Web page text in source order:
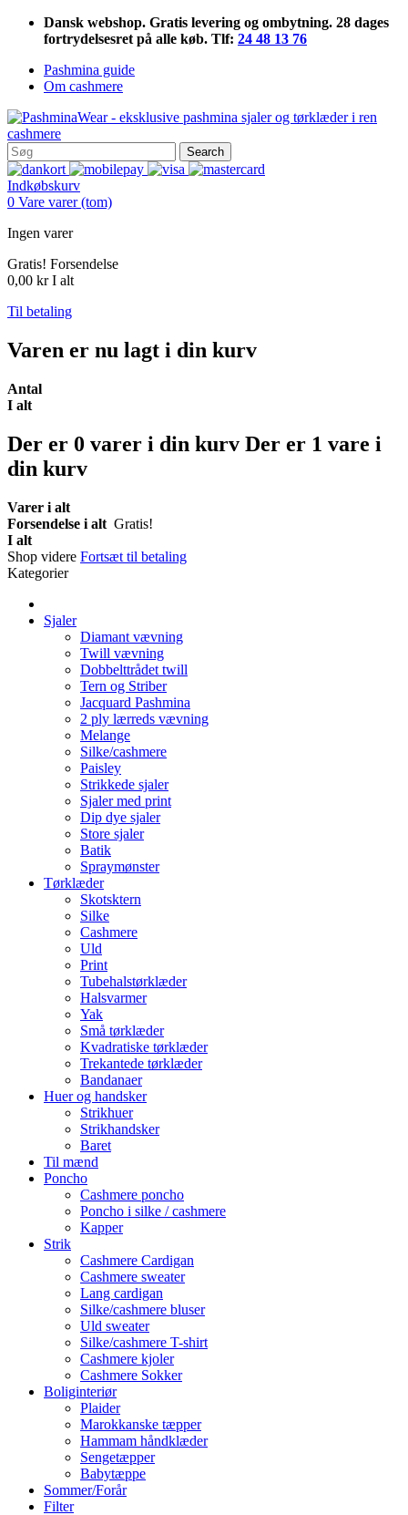
Dansk webshop. Gratis levering og ombytning. 28 dages
fortrydelsesret på alle køb. Tlf: 24 48 13 76
Pashmina guide
Om cashmere
Search
Indkøbskurv
0 Vare varer (tom)
Ingen varer
Gratis! Forsendelse
0,00 kr I alt
Til betaling
Varen er nu lagt i din kurv
Antal
I alt
Der er 0 varer i din kurv Der er 1 vare i
din kurv
Varer i alt
Forsendelse i alt Gratis!
I alt
Shop videre Fortsæt til betaling
Kategorier
Sjaler
Diamant vævning
Twill vævning
Dobbelttrådet twill
Tern og Striber
Jacquard Pashmina
2 ply lærreds vævning
Melange
Silke/cashmere
Paisley
Strikkede sjaler
Sjaler med print
Dip dye sjaler
Store sjaler
Batik
Spraymønster
Tørklæder
Skotsktern
Silke
Cashmere
Uld
Print
Tubehalstørklæder
Halsvarmer
Yak
Små tørklæder
Kvadratiske tørklæder
Trekantede tørklæder
Bandanaer
Huer og handsker
Strikhuer
Strikhandsker
Baret
Til mænd
Poncho
Cashmere poncho
Poncho i silke / cashmere
Kapper
Strik
Cashmere Cardigan
Cashmere sweater
Lang cardigan
Silke/cashmere bluser
Uld sweater
Silke/cashmere T-shirt
Cashmere kjoler
Cashmere Sokker
Boliginteriør
Plaider
Marokkanske tæpper
Hammam håndklæder
Sengetæpper
Babytæppe
Sommer/Forår
Filter